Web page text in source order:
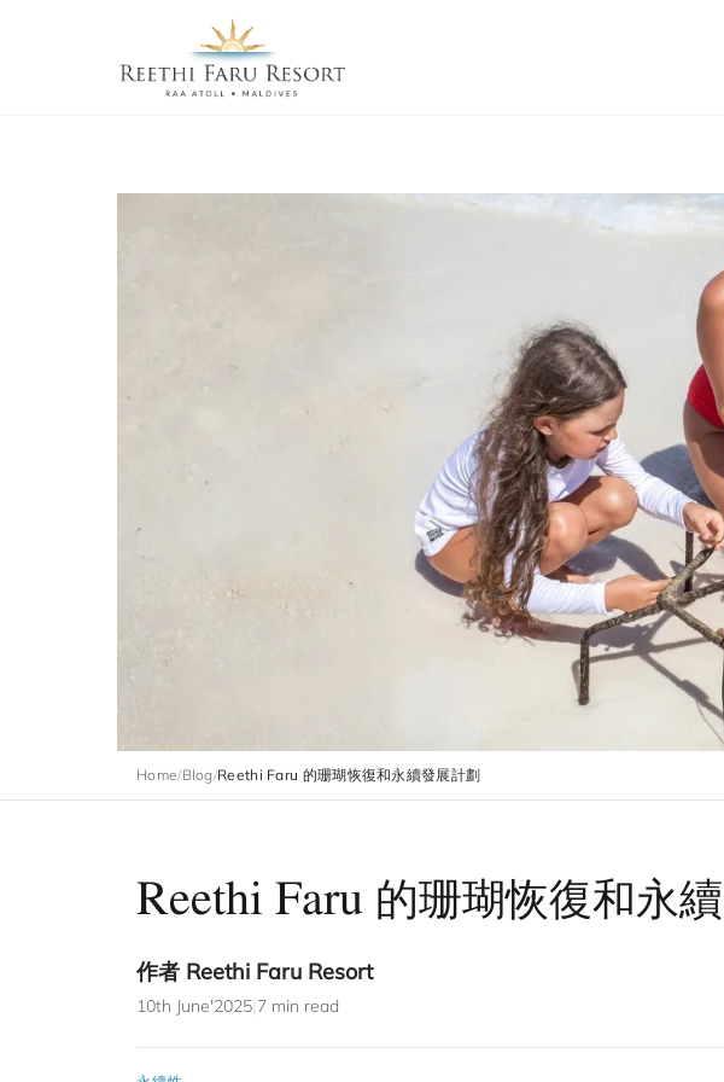
Home/Blog/Reethi Faru 的珊瑚恢復和永續發展計劃
Reethi Faru 的珊瑚恢復和永
作者 Reethi Faru Resort
10th June'2025|7 min read